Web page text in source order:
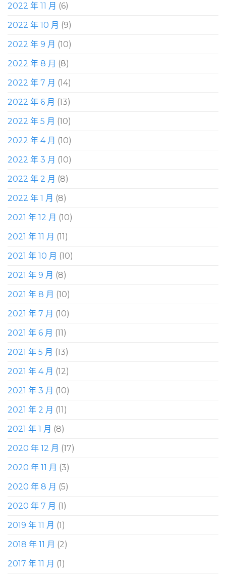
2022 年 11 月 (6)
2022 年 10 月 (9)
2022 年 9 月 (10)
2022 年 8 月 (8)
2022 年 7 月 (14)
2022 年 6 月 (13)
2022 年 5 月 (10)
2022 年 4 月 (10)
2022 年 3 月 (10)
2022 年 2 月 (8)
2022 年 1 月 (8)
2021 年 12 月 (10)
2021 年 11 月 (11)
2021 年 10 月 (10)
2021 年 9 月 (8)
2021 年 8 月 (10)
2021 年 7 月 (10)
2021 年 6 月 (11)
2021 年 5 月 (13)
2021 年 4 月 (12)
2021 年 3 月 (10)
2021 年 2 月 (11)
2021 年 1 月 (8)
2020 年 12 月 (17)
2020 年 11 月 (3)
2020 年 8 月 (5)
2020 年 7 月 (1)
2019 年 11 月 (1)
2018 年 11 月 (2)
2017 年 11 月 (1)